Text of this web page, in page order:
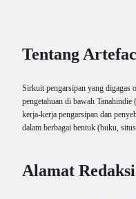
Tentang
Sirkuit pengarsipan yang digagas
pengetahuan di bawah Tanahindie (
kerja-kerja pengarsipan dan
dalam berbagai bentuk (buku,
Alamat Redaksi